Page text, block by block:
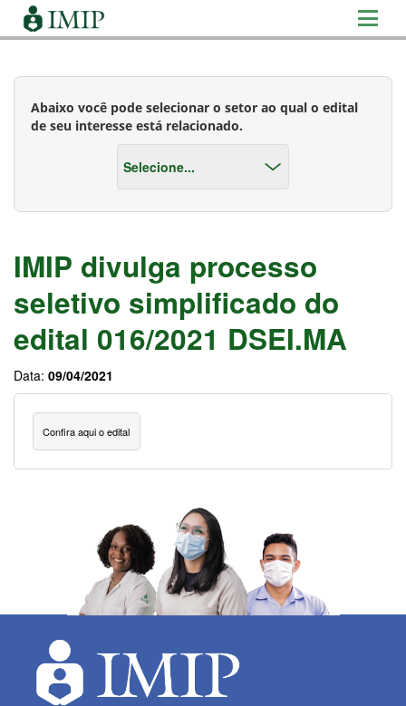
Abaixo você pode selecionar o setor ao qual o edital
de seu interesse está relacionado.
IMIP divulga processo
seletivo simplificado do
edital 016/2021 DSEI.MA
Data: 09/04/2021
Confira aqui o edital